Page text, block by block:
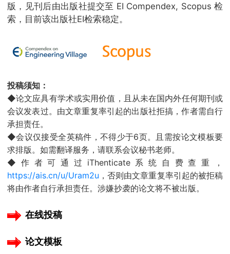
版，见刊后由出版社提交至 EI Compendex, Scopus 检
索，目前该出版社EI检索稳定。
投稿须知：
◆论文应具有学术或实用价值，且从未在国内外任何期刊或
会议发表过。由文章重复率引起的出版社拒搞，作者需自行
承担责任。
◆会议仅接受全英稿件，不得少于6页。且需按论文模板要
求排版。如需翻译服务，请联系会议秘书老师。
◆作者可通过iThenticate系统自费查重，
https://ais.cn/u/Uram2u ，否则由文章重复率引起的被拒稿
将由作者自行承担责任。涉嫌抄袭的论文将不被出版。
在线投稿
论文模板